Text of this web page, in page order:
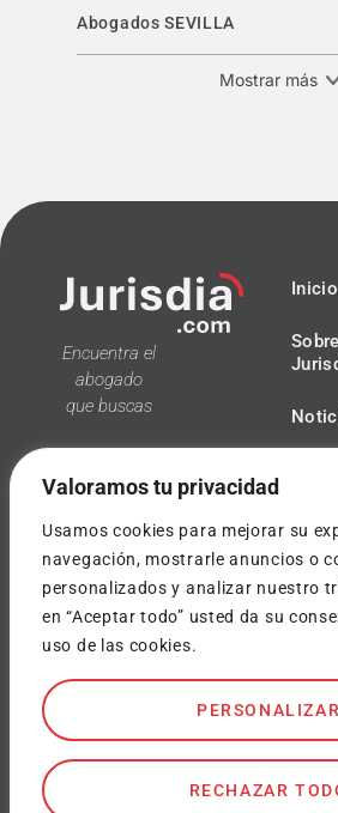
Valoramos tu privacidad
Usamos cookies para mejorar su
navegación, mostrarle anuncios o
personalizados y analizar nuestro
en “Aceptar todo” usted da su
uso de las cookies.
PERSONALIZAR
RECHAZAR
Abogados SEVILLA
Mostrar más
Encuentra el
abogado
que buscas
Inicio
Sobre